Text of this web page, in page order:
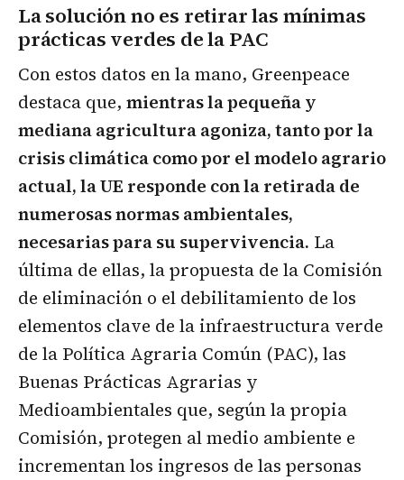
La solución no es retirar las mínimas
prácticas verdes de la PAC
Con estos datos en la mano, Greenpeace
destaca que, mientras la pequeña y
mediana agricultura agoniza, tanto por la
crisis climática como por el modelo agrario
actual, la UE responde con la retirada de
numerosas normas ambientales,
necesarias para su supervivencia. La
última de ellas, la propuesta de la Comisión
de eliminación o el debilitamiento de los
elementos clave de la infraestructura verde
de la Política Agraria Común (PAC), las
Buenas Prácticas Agrarias y
Medioambientales que, según la propia
Comisión, protegen al medio ambiente e
incrementan los ingresos de las personas